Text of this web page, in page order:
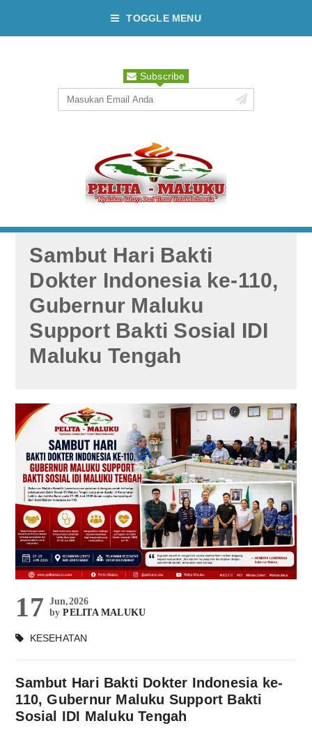
TOGGLE MENU
Subscribe
Sambut Hari Bakti
Dokter Indonesia ke-110,
Gubernur Maluku
Support Bakti Sosial IDI
Maluku Tengah
17 Jun,2026
byPELITA MALUKU
KESEHATAN
Sambut Hari Bakti Dokter Indonesia ke-
110, Gubernur Maluku Support Bakti
Sosial IDI Maluku Tengah